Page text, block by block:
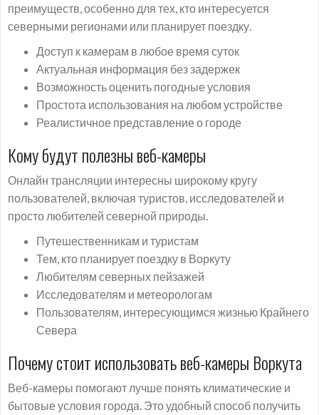
преимуществ, особенно для тех, кто интересуется
северными регионами или планирует поездку.
Доступ к камерам в любое время суток
Актуальная информация без задержек
Возможность оценить погодные условия
Простота использования на любом устройстве
Реалистичное представление о городе
Кому будут полезны веб-камеры
Онлайн трансляции интересны широкому кругу
пользователей, включая туристов, исследователей и
просто любителей северной природы.
Путешественникам и туристам
Тем, кто планирует поездку в Воркуту
Любителям северных пейзажей
Исследователям и метеорологам
Пользователям, интересующимся жизнью Крайнего
Севера
Почему стоит использовать веб-камеры Воркута
Веб-камеры помогают лучше понять климатические и
бытовые условия города. Это удобный способ получить